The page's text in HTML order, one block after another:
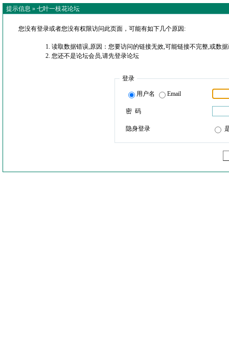
提示信息 » 七叶一枝花论坛
您没有登录或者您没有权限访问此页面，可能有如下几个原因:
读取数据错误,原因：您要访问的链接无效,可能链接不完整,或数
您还不是论坛会员,请先登录论坛
登录
用户名 Email
密 码
隐身登录